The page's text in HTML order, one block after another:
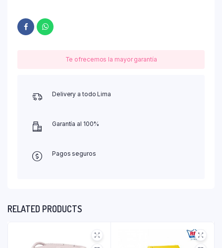
Te ofrecemos la mayor garantía
Delivery a todo Lima
Garantía al 100%
Pagos seguros
RELATED PRODUCTS